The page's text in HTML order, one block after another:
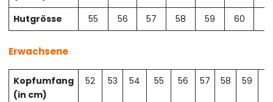
Hutgrösse
55 56 57 58 59 60
Erwachsene
Kopfumfang
(in cm)
52 53 54 55 56 57 58 59